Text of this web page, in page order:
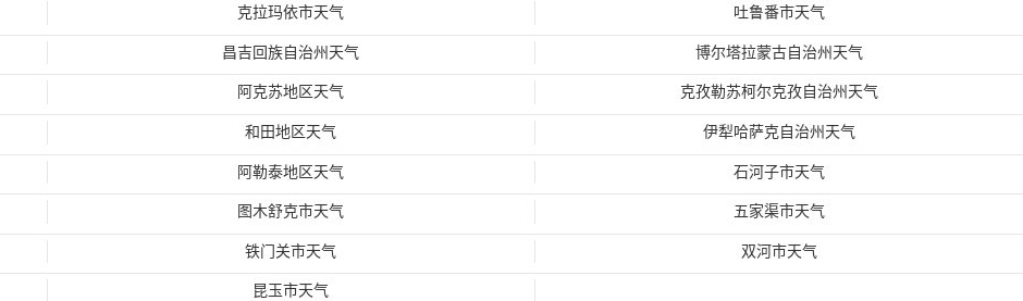
克拉玛依市天气 吐鲁番市天气
昌吉回族自治州天气 博尔塔拉蒙古自治州天气
阿克苏地区天气 克孜勒苏柯尔克孜自治州天气
和田地区天气 伊犁哈萨克自治州天气
阿勒泰地区天气 石河子市天气
图木舒克市天气 五家渠市天气
铁门关市天气 双河市天气
昆玉市天气